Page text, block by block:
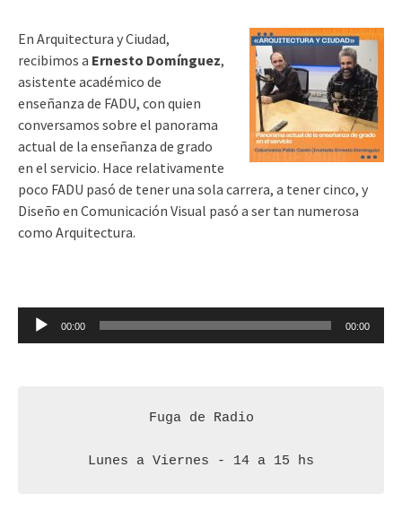
En Arquitectura y Ciudad,
recibimos a Ernesto Domínguez,
asistente académico de
enseñanza de FADU, con quien
conversamos sobre el panorama
actual de la enseñanza de grado
en el servicio. Hace relativamente
poco FADU pasó de tener una sola carrera, a tener cinco, y
Diseño en Comunicación Visual pasó a ser tan numerosa
como Arquitectura.
Reproductor
00:00 00:00
Fuga de Radio
Lunes a Viernes - 14 a 15 hs